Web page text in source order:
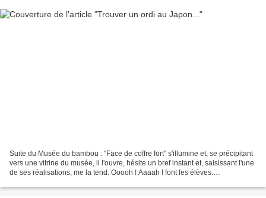
Suite du Musée du bambou : "Face de coffre fort" s'illumine et, se précipitant
vers une vitrine du musée, il l'ouvre, hésite un bref instant et, saisissant l'une
de ses réalisations, me la tend. Ooooh ! Aaaah ! font les élèves.